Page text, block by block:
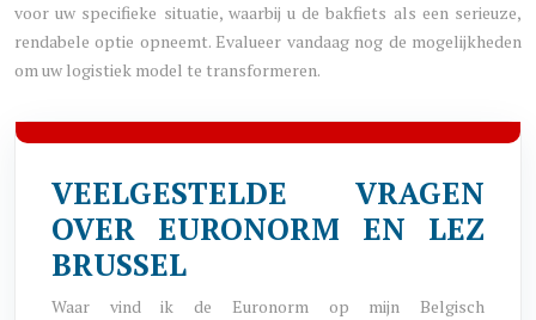
voor uw specifieke situatie, waarbij u de bakfiets als een serieuze,
rendabele optie opneemt. Evalueer vandaag nog de mogelijkheden
om uw logistiek model te transformeren.
VEELGESTELDE VRAGEN
OVER EURONORM EN LEZ
BRUSSEL
Waar vind ik de Euronorm op mijn Belgisch